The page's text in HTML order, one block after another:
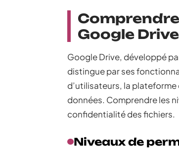
Google Drive
Google Drive, développé
distingue par ses
d’utilisateurs, la
données. Comprendre les
confidentialité des fichiers.
Niveaux de